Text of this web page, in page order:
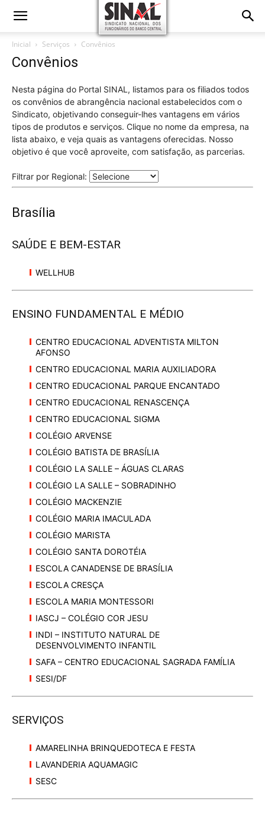
Inicial Serviços Convênios
Convênios
Nesta página do Portal SINAL, listamos para os filiados todos
os convênios de abrangência nacional estabelecidos com o
Sindicato, objetivando conseguir-lhes vantagens em vários
tipos de produtos e serviços. Clique no nome da empresa, na
lista abaixo, e veja quais as vantagens oferecidas. Nosso
objetivo é que você aproveite, com satisfação, as parcerias.
Filtrar por Regional:
Brasília
SAÚDE E BEM-ESTAR
WELLHUB
ENSINO FUNDAMENTAL E MÉDIO
CENTRO EDUCACIONAL ADVENTISTA MILTON
AFONSO
CENTRO EDUCACIONAL MARIA AUXILIADORA
CENTRO EDUCACIONAL PARQUE ENCANTADO
CENTRO EDUCACIONAL RENASCENÇA
CENTRO EDUCACIONAL SIGMA
COLÉGIO ARVENSE
COLÉGIO BATISTA DE BRASÍLIA
COLÉGIO LA SALLE – ÁGUAS CLARAS
COLÉGIO LA SALLE – SOBRADINHO
COLÉGIO MACKENZIE
COLÉGIO MARIA IMACULADA
COLÉGIO MARISTA
COLÉGIO SANTA DOROTÉIA
ESCOLA CANADENSE DE BRASÍLIA
ESCOLA CRESÇA
ESCOLA MARIA MONTESSORI
IASCJ – COLÉGIO COR JESU
INDI – INSTITUTO NATURAL DE
DESENVOLVIMENTO INFANTIL
SAFA – CENTRO EDUCACIONAL SAGRADA FAMÍLIA
SESI/DF
SERVIÇOS
AMARELINHA BRINQUEDOTECA E FESTA
LAVANDERIA AQUAMAGIC
SESC